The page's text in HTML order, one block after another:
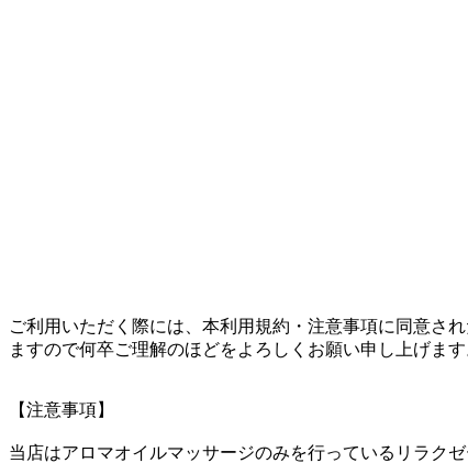
ご利用いただく際には、本利用規約・注意事項に同意さ
ますので何卒ご理解のほどをよろしくお願い申し上げます
【注意事項】
当店はアロマオイルマッサージのみを行っているリラク